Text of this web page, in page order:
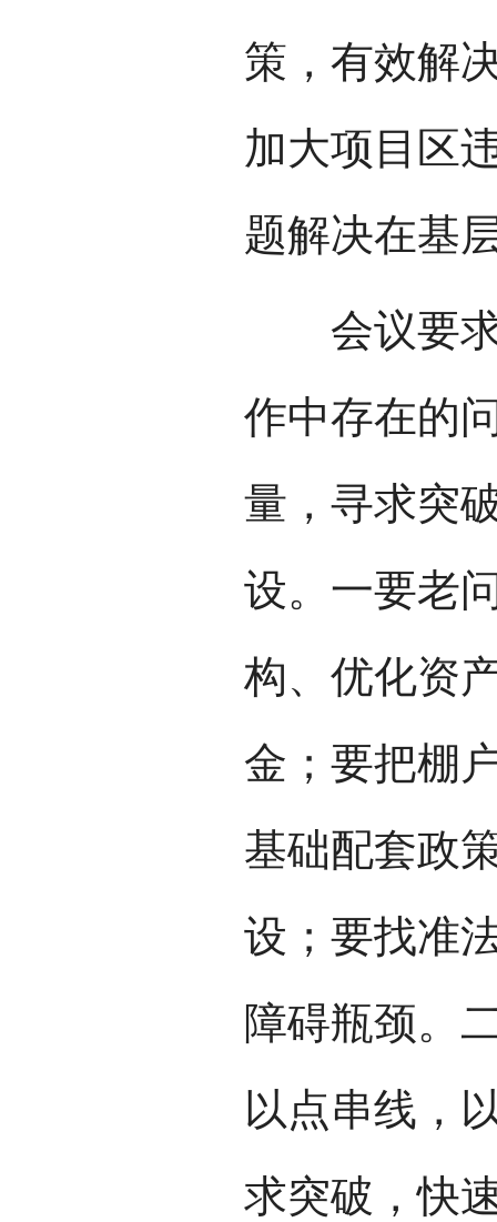
策，有效解
加大项目区
题解决在基
会议要求
作中存在的
量，寻求突
设。一要老
构、优化资
金；要把棚
基础配套政
设；要找准
障碍瓶颈。
以点串线，
求突破，快